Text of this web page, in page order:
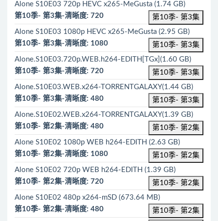
Alone S10E03 720p HEVC x265-MeGusta (1.74 GB)
第10季- 第3集
第10季- 第3集-清晰度: 720
Alone S10E03 1080p HEVC x265-MeGusta (2.95 GB)
第10季- 第3集
第10季- 第3集-清晰度: 1080
Alone.S10E03.720p.WEB.h264-EDITH[TGx](1.60 GB)
第10季- 第3集
第10季- 第3集-清晰度: 720
Alone.S10E03.WEB.x264-TORRENTGALAXY(1.44 GB)
第10季- 第3集
第10季- 第3集-清晰度: 480
Alone.S10E02.WEB.x264-TORRENTGALAXY(1.39 GB)
第10季- 第2集
第10季- 第2集-清晰度: 480
Alone S10E02 1080p WEB h264-EDITH (2.63 GB)
第10季- 第2集
第10季- 第2集-清晰度: 1080
Alone S10E02 720p WEB h264-EDITH (1.39 GB)
第10季- 第2集
第10季- 第2集-清晰度: 720
Alone S10E02 480p x264-mSD (673.64 MB)
第10季- 第2集
第10季- 第2集-清晰度: 480